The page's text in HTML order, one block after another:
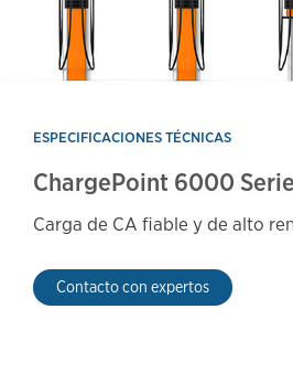
ESPECIFICACIONES TÉCNICAS
ChargePoint 6000
Carga de CA fiable y de alto
Contacto con expertos